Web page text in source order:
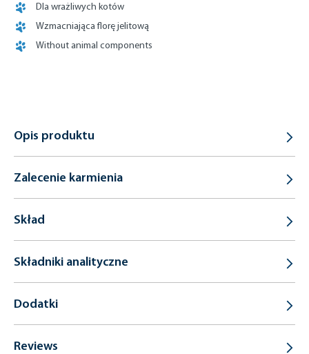
Dla wrażliwych kotów
Wzmacniająca florę jelitową
Without animal components
Opis produktu
Zalecenie karmienia
Skład
Składniki analityczne
Dodatki
Reviews